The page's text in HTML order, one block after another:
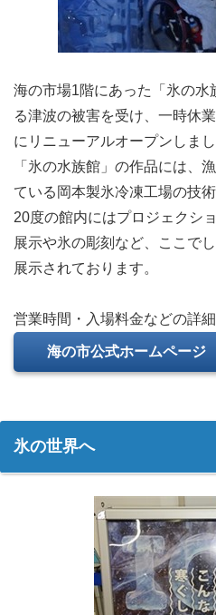
海の市場1階にあった「氷の水
る津波の被害を受け、一時休
にリニューアルオープンしまし
「氷の水族館」の作品には、
ている岡本製氷冷凍工場の技
20度の館内にはプロジェクシ
展示や氷の彫刻など、ここで
展示されております。
営業時間・入場料金などの詳
海の市公式ホームページ
氷の世界へ